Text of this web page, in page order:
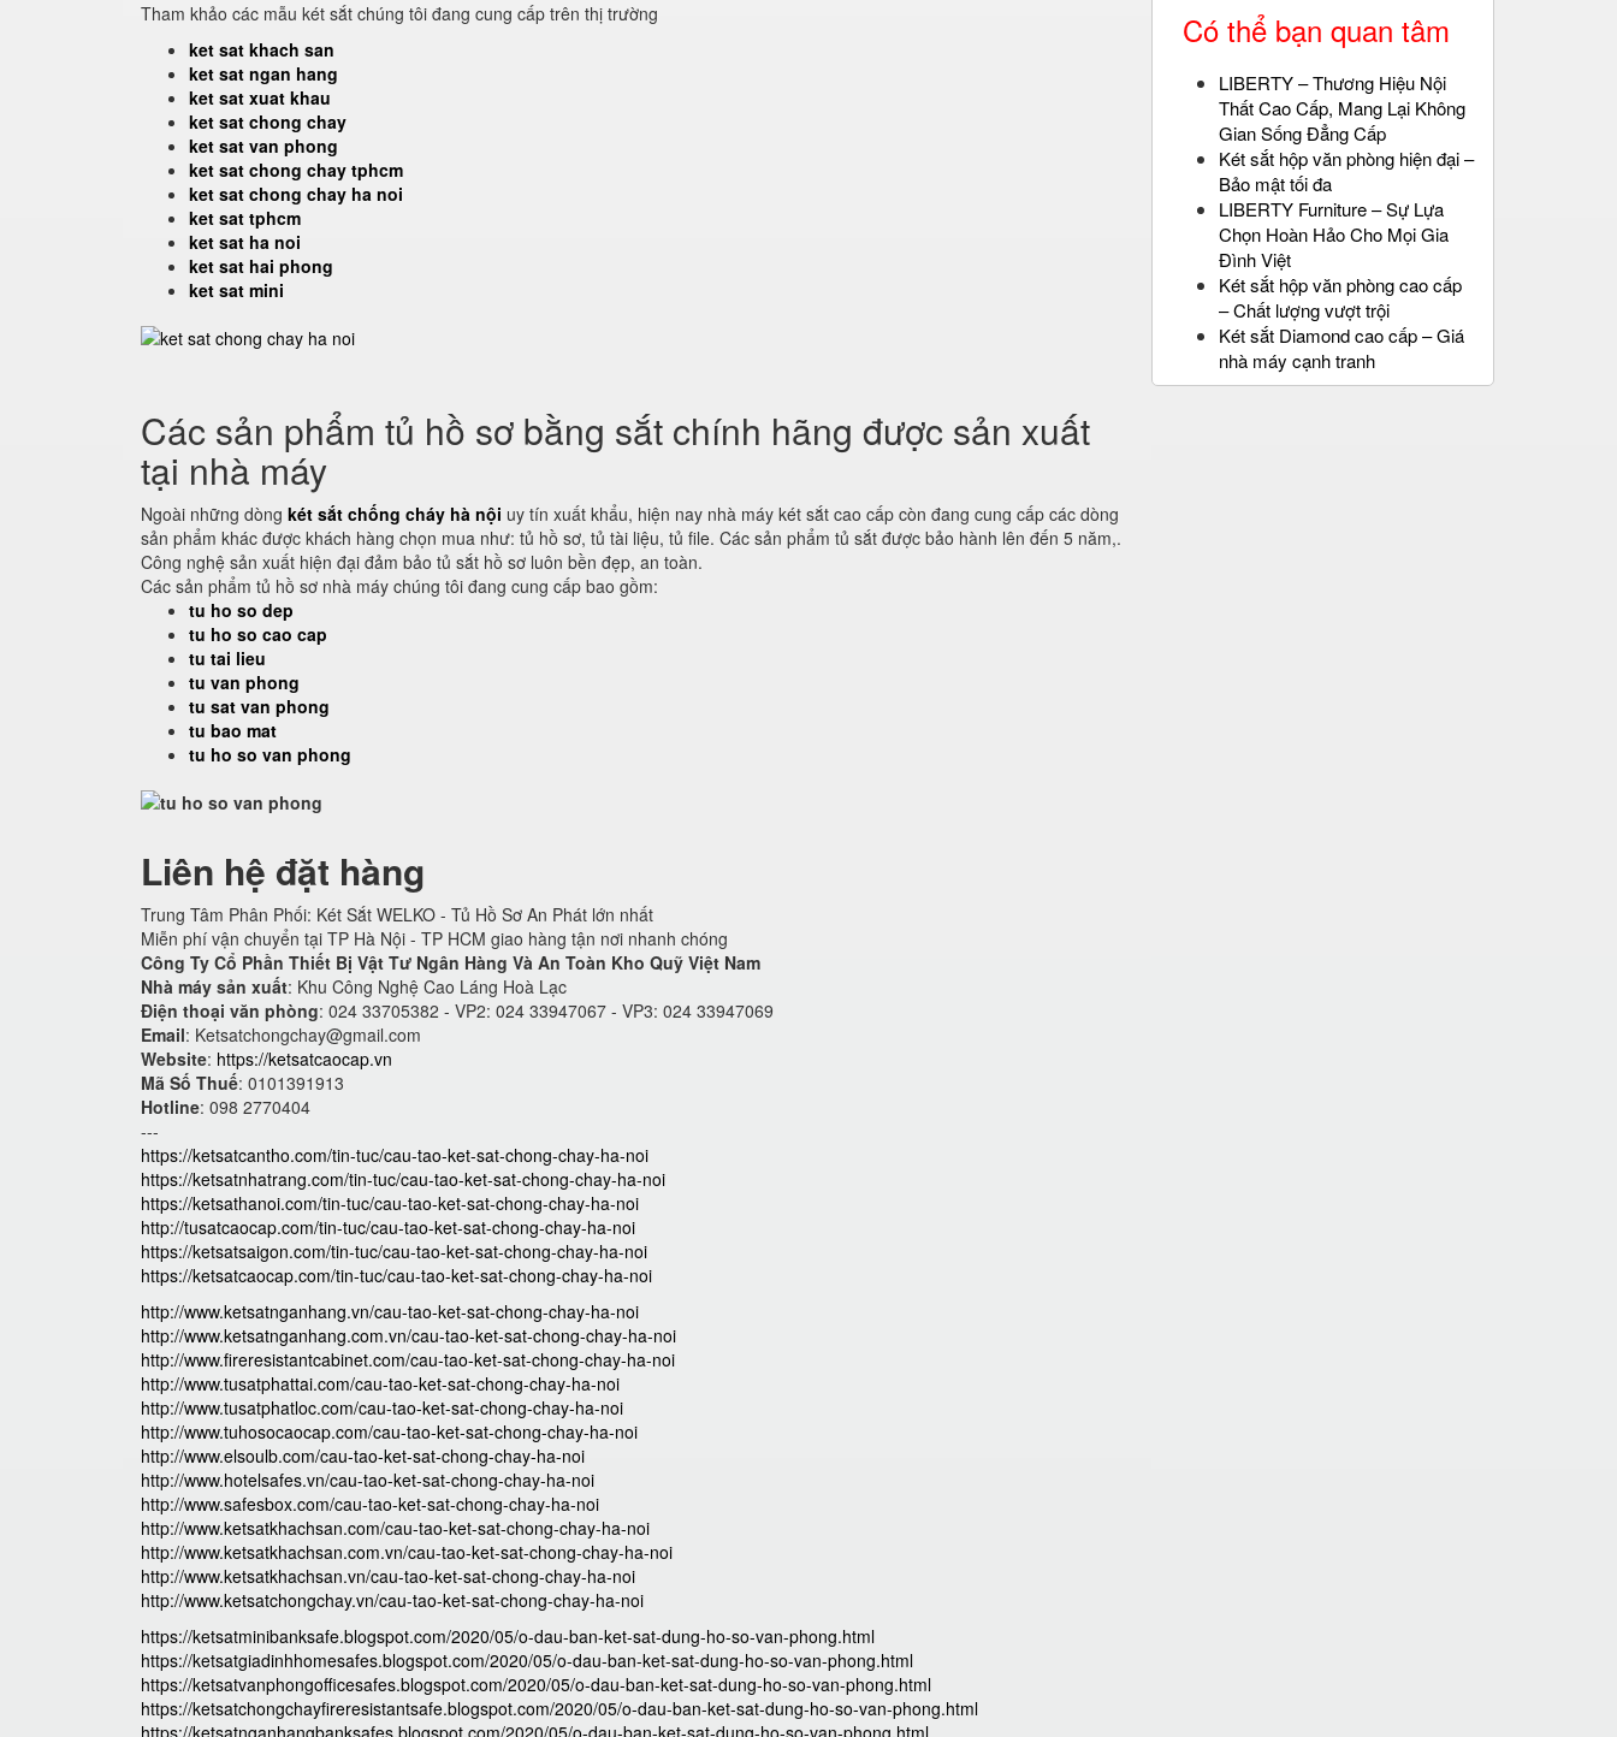
Tham khảo các mẫu két sắt chúng tôi đang cung cấp trên thị trường
ket sat khach san
ket sat ngan hang
ket sat xuat khau
ket sat chong chay
ket sat van phong
ket sat chong chay tphcm
ket sat chong chay ha noi
ket sat tphcm
ket sat ha noi
ket sat hai phong
ket sat mini
Các sản phẩm tủ hồ sơ bằng sắt chính hãng được sản xuất
tại nhà máy
Ngoài những dòng két sắt chống cháy hà nội uy tín xuất khẩu, hiện nay nhà máy két sắt cao cấp còn đang cung cấp các dòng
sản phẩm khác được khách hàng chọn mua như: tủ hồ sơ, tủ tài liệu, tủ file. Các sản phẩm tủ sắt được bảo hành lên đến 5 năm,.
Công nghệ sản xuất hiện đại đảm bảo tủ sắt hồ sơ luôn bền đẹp, an toàn.
Các sản phẩm tủ hồ sơ nhà máy chúng tôi đang cung cấp bao gồm:
tu ho so dep
tu ho so cao cap
tu tai lieu
tu van phong
tu sat van phong
tu bao mat
tu ho so van phong
Liên hệ đặt hàng
Trung Tâm Phân Phối: Két Sắt WELKO - Tủ Hồ Sơ An Phát lớn nhất
Miễn phí vận chuyển tại TP Hà Nội - TP HCM giao hàng tận nơi nhanh chóng
Công Ty Cổ Phần Thiết Bị Vật Tư Ngân Hàng Và An Toàn Kho Quỹ Việt Nam
Nhà máy sản xuất: Khu Công Nghệ Cao Láng Hoà Lạc
Điện thoại văn phòng: 024 33705382 - VP2: 024 33947067 - VP3: 024 33947069
Email: Ketsatchongchay@gmail.com
Website: https://ketsatcaocap.vn
Mã Số Thuế: 0101391913
Hotline: 098 2770404
---
https://ketsatcantho.com/tin-tuc/cau-tao-ket-sat-chong-chay-ha-noi
https://ketsatnhatrang.com/tin-tuc/cau-tao-ket-sat-chong-chay-ha-noi
https://ketsathanoi.com/tin-tuc/cau-tao-ket-sat-chong-chay-ha-noi
http://tusatcaocap.com/tin-tuc/cau-tao-ket-sat-chong-chay-ha-noi
https://ketsatsaigon.com/tin-tuc/cau-tao-ket-sat-chong-chay-ha-noi
https://ketsatcaocap.com/tin-tuc/cau-tao-ket-sat-chong-chay-ha-noi
http://www.ketsatnganhang.vn/cau-tao-ket-sat-chong-chay-ha-noi
http://www.ketsatnganhang.com.vn/cau-tao-ket-sat-chong-chay-ha-noi
http://www.fireresistantcabinet.com/cau-tao-ket-sat-chong-chay-ha-noi
http://www.tusatphattai.com/cau-tao-ket-sat-chong-chay-ha-noi
http://www.tusatphatloc.com/cau-tao-ket-sat-chong-chay-ha-noi
http://www.tuhosocaocap.com/cau-tao-ket-sat-chong-chay-ha-noi
http://www.elsoulb.com/cau-tao-ket-sat-chong-chay-ha-noi
http://www.hotelsafes.vn/cau-tao-ket-sat-chong-chay-ha-noi
http://www.safesbox.com/cau-tao-ket-sat-chong-chay-ha-noi
http://www.ketsatkhachsan.com/cau-tao-ket-sat-chong-chay-ha-noi
http://www.ketsatkhachsan.com.vn/cau-tao-ket-sat-chong-chay-ha-noi
http://www.ketsatkhachsan.vn/cau-tao-ket-sat-chong-chay-ha-noi
http://www.ketsatchongchay.vn/cau-tao-ket-sat-chong-chay-ha-noi
https://ketsatminibanksafe.blogspot.com/2020/05/o-dau-ban-ket-sat-dung-ho-so-van-phong.html
https://ketsatgiadinhhomesafes.blogspot.com/2020/05/o-dau-ban-ket-sat-dung-ho-so-van-phong.html
https://ketsatvanphongofficesafes.blogspot.com/2020/05/o-dau-ban-ket-sat-dung-ho-so-van-phong.html
https://ketsatchongchayfireresistantsafe.blogspot.com/2020/05/o-dau-ban-ket-sat-dung-ho-so-van-phong.html
https://ketsatnganhangbanksafes.blogspot.com/2020/05/o-dau-ban-ket-sat-dung-ho-so-van-phong.html
Có thể bạn quan tâm
LIBERTY – Thương Hiệu Nội
Thất Cao Cấp, Mang Lại Không
Gian Sống Đẳng Cấp
Két sắt hộp văn phòng hiện đại –
Bảo mật tối đa
LIBERTY Furniture – Sự Lựa
Chọn Hoàn Hảo Cho Mọi Gia
Đình Việt
Két sắt hộp văn phòng cao cấp
– Chất lượng vượt trội
Két sắt Diamond cao cấp – Giá
nhà máy cạnh tranh